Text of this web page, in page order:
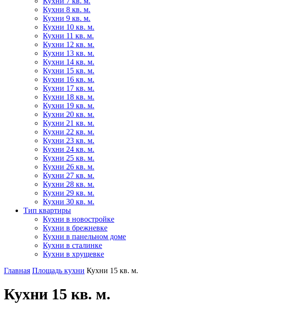
Кухни 8 кв. м.
Кухни 9 кв. м.
Кухни 10 кв. м.
Кухни 11 кв. м.
Кухни 12 кв. м.
Кухни 13 кв. м.
Кухни 14 кв. м.
Кухни 15 кв. м.
Кухни 16 кв. м.
Кухни 17 кв. м.
Кухни 18 кв. м.
Кухни 19 кв. м.
Кухни 20 кв. м.
Кухни 21 кв. м.
Кухни 22 кв. м.
Кухни 23 кв. м.
Кухни 24 кв. м.
Кухни 25 кв. м.
Кухни 26 кв. м.
Кухни 27 кв. м.
Кухни 28 кв. м.
Кухни 29 кв. м.
Кухни 30 кв. м.
Тип квартиры
Кухни в новостройке
Кухни в брежневке
Кухни в панельном доме
Кухни в сталинке
Кухни в хрущевке
Главная Площадь кухни Кухни 15 кв. м.
Кухни 15 кв. м.